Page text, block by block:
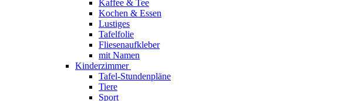
Kaffee & Tee
Kochen & Essen
Lustiges
Tafelfolie
Fliesenaufkleber
mit Namen
Kinderzimmer
Tafel-Stundenpläne
Tiere
Sport